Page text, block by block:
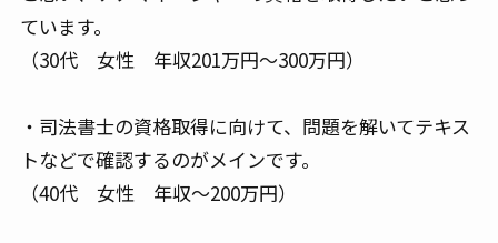
ています。
（30代 女性 年収201万円～300万円）
・司法書士の資格取得に向けて、問題を解いてテキス
トなどで確認するのがメインです。
（40代 女性 年収～200万円）